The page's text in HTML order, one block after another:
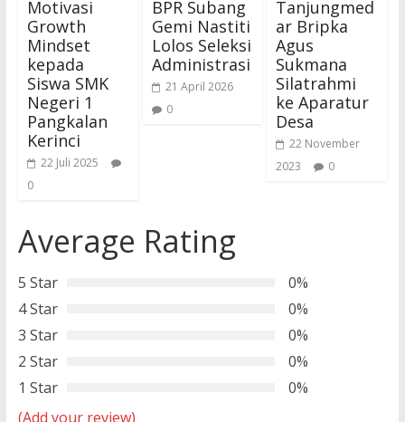
Motivasi
Growth
Mindset
kepada
Siswa SMK
Negeri 1
Pangkalan
Kerinci
22 Juli 2025
0
BPR Subang
Gemi Nastiti
Lolos Seleksi
Administrasi
21 April 2026
0
Tanjungmed
ar Bripka
Agus
Sukmana
Silatrahmi
ke Aparatur
Desa
22 November
2023
0
Average Rating
5 Star
0%
4 Star
0%
3 Star
0%
2 Star
0%
1 Star
0%
(Add your review)